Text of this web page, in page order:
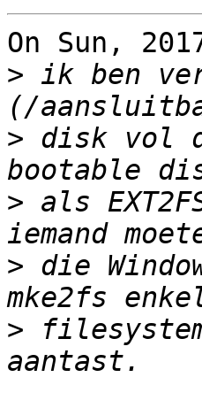
On Sun,
> ik ben
> disk vol
> als
> die
>